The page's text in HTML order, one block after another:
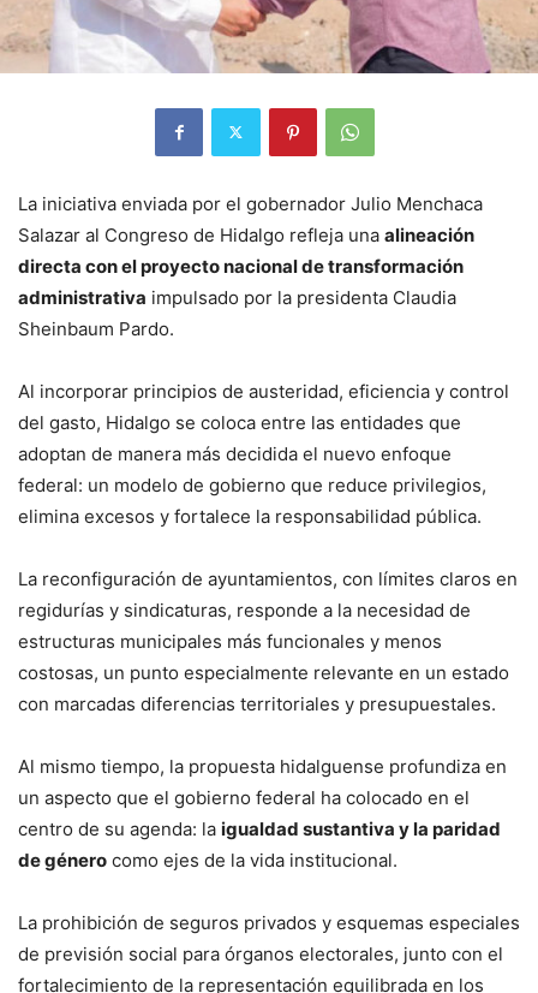
La iniciativa enviada por el gobernador Julio Menchaca
Salazar al Congreso de Hidalgo refleja una alineación
directa con el proyecto nacional de transformación
administrativa impulsado por la presidenta Claudia
Sheinbaum Pardo.
Al incorporar principios de austeridad, eficiencia y control
del gasto, Hidalgo se coloca entre las entidades que
adoptan de manera más decidida el nuevo enfoque
federal: un modelo de gobierno que reduce privilegios,
elimina excesos y fortalece la responsabilidad pública.
La reconfiguración de ayuntamientos, con límites claros en
regidurías y sindicaturas, responde a la necesidad de
estructuras municipales más funcionales y menos
costosas, un punto especialmente relevante en un estado
con marcadas diferencias territoriales y presupuestales.
Al mismo tiempo, la propuesta hidalguense profundiza en
un aspecto que el gobierno federal ha colocado en el
centro de su agenda: la igualdad sustantiva y la paridad
de género como ejes de la vida institucional.
La prohibición de seguros privados y esquemas especiales
de previsión social para órganos electorales, junto con el
fortalecimiento de la representación equilibrada en los